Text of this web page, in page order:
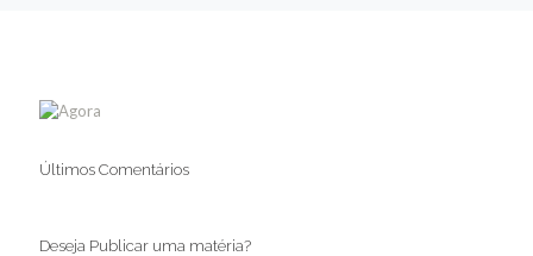
Últimos Comentários
Deseja Publicar uma matéria?